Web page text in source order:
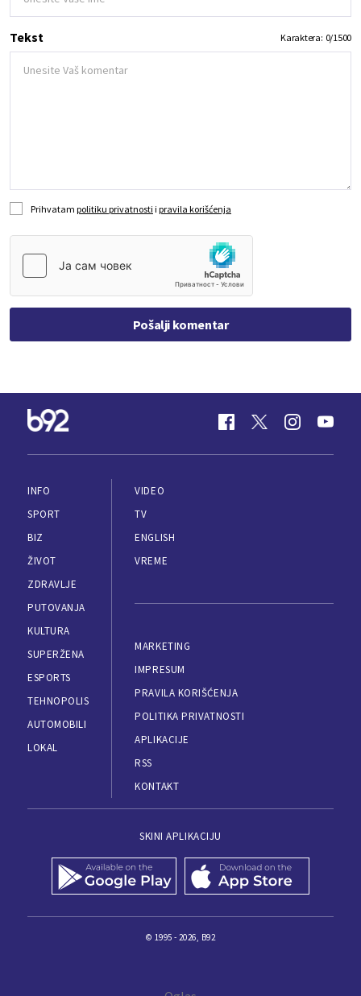
Tekst Karaktera: 0/1500
Prihvatam politiku privatnosti i pravila korišćenja
Pošalji komentar
INFO
SPORT
BIZ
ŽIVOT
ZDRAVLJE
PUTOVANJA
KULTURA
SUPERŽENA
ESPORTS
TEHNOPOLIS
AUTOMOBILI
LOKAL
VIDEO
TV
ENGLISH
VREME
MARKETING
IMPRESUM
PRAVILA KORIŠĆENJA
POLITIKA PRIVATNOSTI
APLIKACIJE
RSS
KONTAKT
SKINI APLIKACIJU
© 1995 - 2026, B92